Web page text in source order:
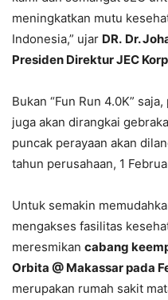
meningkatkan mutu
Indonesia,” ujar DR. Dr.
Presiden Direktur JEC
Bukan “Fun Run 4.0K”
juga akan dirangkai
puncak perayaan akan
tahun perusahaan, 1
Untuk semakin
mengakses fasilitas
meresmikan cabang
Orbita @ Makassar pada
merupakan rumah sakit